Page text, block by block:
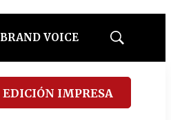
BRAND VOICE
Mostrar
EDICIÓN IMPRESA